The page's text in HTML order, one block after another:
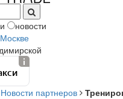
новости
Новости партнеров